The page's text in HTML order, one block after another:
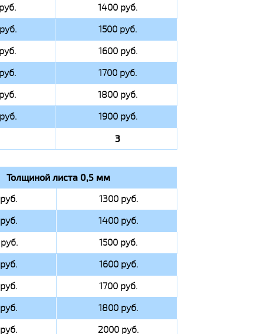
1400 руб.
1500 руб.
1600 руб.
1700 руб.
1800 руб.
1900 руб.
3
Толщиной листа 0,5 мм
1300 руб.
1400 руб.
1500 руб.
1600 руб.
1700 руб.
1800 руб.
2000 руб.